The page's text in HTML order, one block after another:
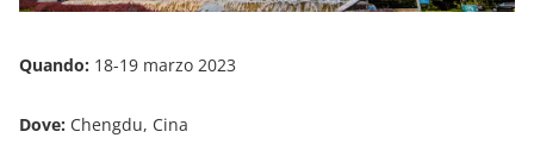
Quando: 18-19 marzo 2023
Dove: Chengdu, Cina